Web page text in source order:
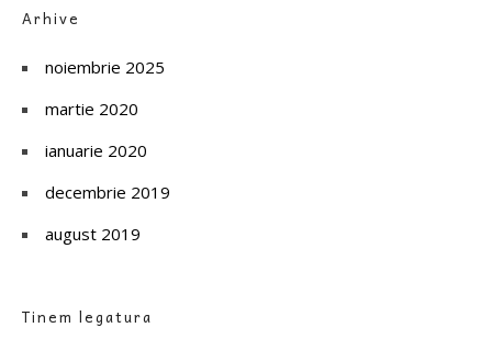
Arhive
noiembrie 2025
martie 2020
ianuarie 2020
decembrie 2019
august 2019
Tinem legatura